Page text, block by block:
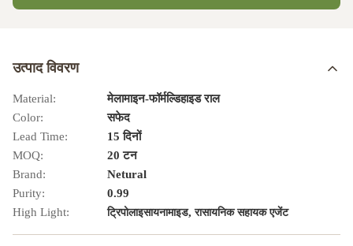
उत्पाद विवरण
Material:
मेलामाइन-फॉर्मल्डिहाइड राल
Color:
सफेद
Lead Time:
15 दिनों
MOQ:
20 टन
Brand:
Netural
Purity:
0.99
High Light:
ट्रिपोलाइसायनामाइड,रासायनिक सहायक एजेंट